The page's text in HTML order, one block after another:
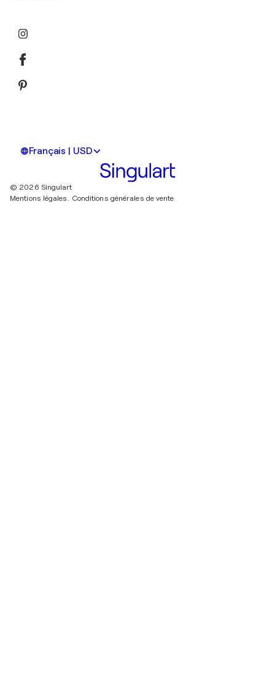
Français | USD
© 2026 Singulart
Mentions légales.
Conditions générales de vente